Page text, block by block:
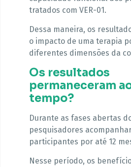
tratados com VER-01.
Dessa maneira, os
o impacto de uma terapia
diferentes dimensões da
Os resultados
permaneceram
tempo?
Durante as fases abertas
pesquisadores
participantes por até 12
Nesse período, os